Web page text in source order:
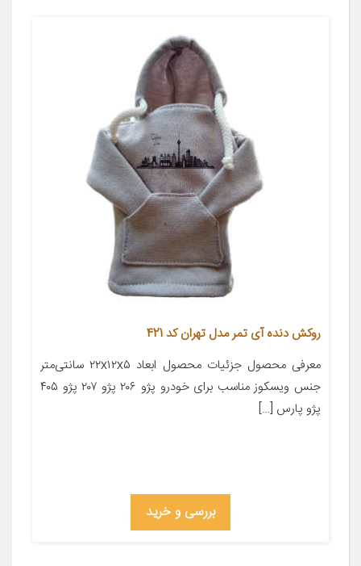
روکش دنده آی تمر مدل تهران کد 421
معرفی محصول جزئیات محصول ابعاد ۲۲x۱۲x۵ سانتی‌متر
جنس ویسکوز مناسب برای خودرو پژو ۲۰۶ پژو ۲۰۷ پژو ۴۰۵
پژو پارس […]
بررسی و خرید